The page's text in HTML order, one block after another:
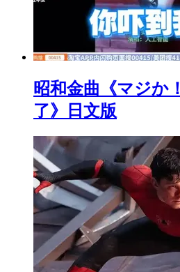
昭和金曲《マジか
了》日文版